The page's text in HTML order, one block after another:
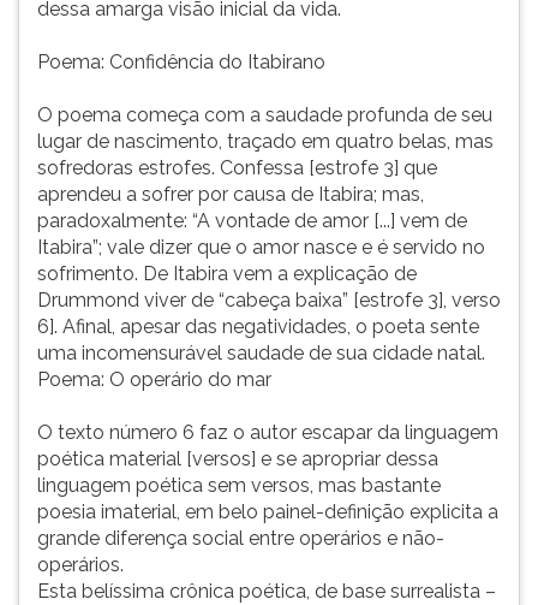
dessa amarga visão inicial da vida.
Poema: Confidência do Itabirano
O poema começa com a saudade profunda de seu
lugar de nascimento, traçado em quatro belas, mas
sofredoras estrofes. Confessa [estrofe 3] que
aprendeu a sofrer por causa de Itabira; mas,
paradoxalmente: “A vontade de amor [...] vem de
Itabira”; vale dizer que o amor nasce e é servido no
sofrimento. De Itabira vem a explicação de
Drummond viver de “cabeça baixa” [estrofe 3], verso
6]. Afinal, apesar das negatividades, o poeta sente
uma incomensurável saudade de sua cidade natal.
Poema: O operário do mar
O texto número 6 faz o autor escapar da linguagem
poética material [versos] e se apropriar dessa
linguagem poética sem versos, mas bastante
poesia imaterial, em belo painel-definição explicita a
grande diferença social entre operários e não-
operários.
Esta belíssima crônica poética, de base surrealista –